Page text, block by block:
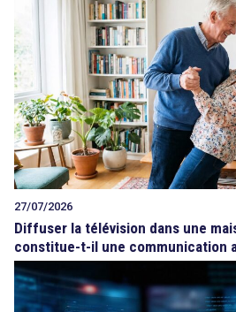
27/07/2026
Diffuser la télévision dans une
constitue-t-il une communication